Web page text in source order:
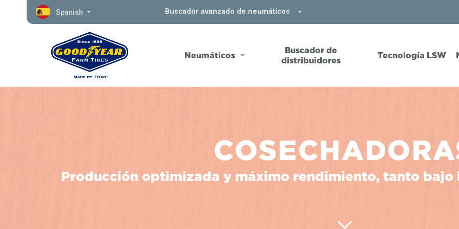
Spanish Buscador avanzado de neumáticos
Neumáticos
Buscador de
distribuidores
Tecnología LSW
Producción optimizada y máximo rendimiento, tanto bajo